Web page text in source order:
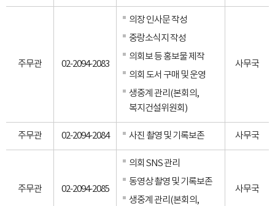
주무관 02-2094-2083
의장 인사문 작성
중랑소식지 작성
의회보 등 홍보물 제작
의회 도서 구매 및 운영
생중계 관리(본회의,
복지건설위원회)
사무국
주무관 02-2094-2084 사진 촬영 및 기록보존 사무국
주무관 02-2094-2085
의회 SNS 관리
동영상 촬영 및 기록보존
생중계 관리(본회의,
사무국